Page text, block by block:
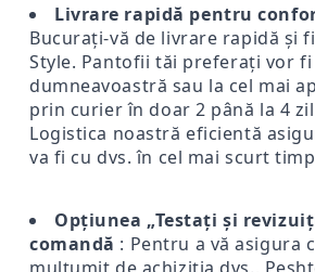
Livrare rapidă pentru
Bucurați-vă de livrare rapidă și
Style. Pantofii tăi preferați vor
dumneavoastră sau la cel mai
prin curier în doar 2 până la 4
Logistica noastră eficientă
va fi cu dvs. în cel mai scurt
Opțiunea „Testați și
comandă : Pentru a vă asigura